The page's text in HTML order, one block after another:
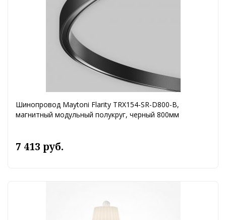
Шинопровод Maytoni Flarity TRX154-SR-D800-B,
магнитный модульный полукруг, черный 800мм
7 413 руб.